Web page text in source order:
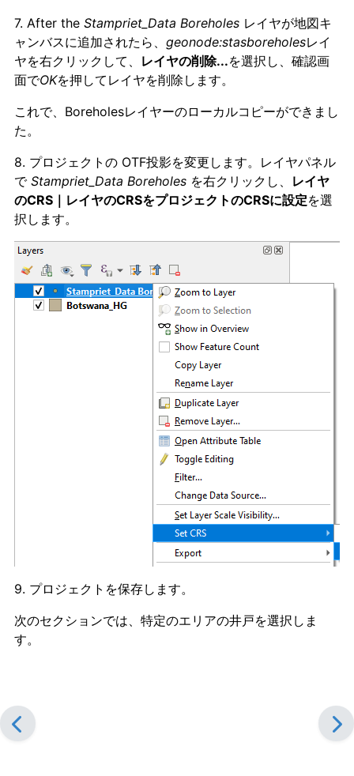
7. After the Stampriet_Data Boreholes レイヤが地図キ
ャンバスに追加されたら、 geonode:stasboreholesレイ
ヤを右クリックして、 レイヤの削除...を選択し、確認画
面でOKを押してレイヤを削除します。
これで、Boreholesレイヤーのローカルコピーができまし
た。
8. プロジェクトの OTF投影を変更します。レイヤパネル
で Stampriet_Data Boreholes を右クリックし、 レイヤ
のCRS｜レイヤのCRSをプロジェクトのCRSに設定を選
択します。
9. プロジェクトを保存します。
次のセクションでは、特定のエリアの井戸を選択しま
す。